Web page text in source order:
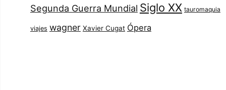
Segunda Guerra Mundial Siglo XX tauromaquia
viajes wagner Xavier Cugat Ópera